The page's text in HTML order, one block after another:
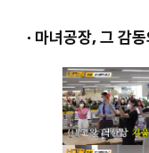
· 마녀공장, 그 감